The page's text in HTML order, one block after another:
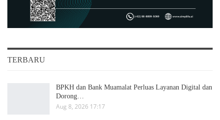
TERBARU
BPKH dan Bank Muamalat Perluas Layanan Digital dan
Dorong…
Aug 8, 2026 17:17